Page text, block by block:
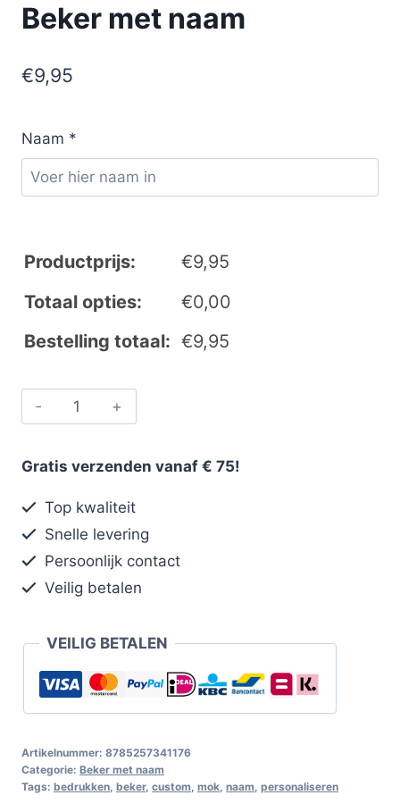
Beker met naam
€9,95
Naam *
Productprijs: €9,95
Totaal opties:
€0,00
Bestelling totaal: €9,95
Gratis verzenden vanaf € 75!
Top kwaliteit
Snelle levering
Persoonlijk contact
Veilig betalen
VEILIG BETALEN
Artikelnummer: 8785257341176
Categorie: Beker met naam
Tags: bedrukken beker, custom mok naam personaliseren